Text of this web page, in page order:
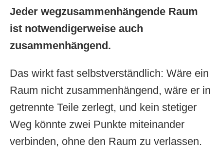
Jeder wegzusammenhängende Raum
ist notwendigerweise auch
zusammenhängend.
Das wirkt fast selbstverständlich: Wäre ein
Raum nicht zusammenhängend, wäre er in
getrennte Teile zerlegt, und kein stetiger
Weg könnte zwei Punkte miteinander
verbinden, ohne den Raum zu verlassen.